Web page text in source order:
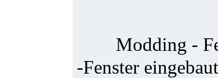
Modding -
-Fenster